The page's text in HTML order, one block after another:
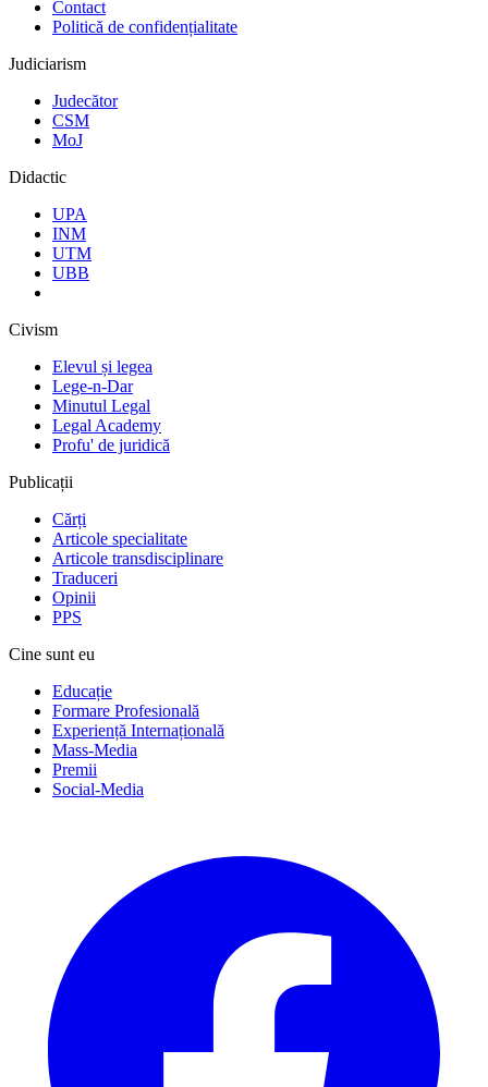
Contact
Politică de confidențialitate
Judiciarism
Judecător
CSM
MoJ
Didactic
UPA
INM
UTM
UBB
Civism
Elevul și legea
Lege-n-Dar
Minutul Legal
Legal Academy
Profu' de juridică
Publicații
Cărți
Articole specialitate
Articole transdisciplinare
Traduceri
Opinii
PPS
Cine sunt eu
Educație
Formare Profesională
Experiență Internațională
Mass-Media
Premii
Social-Media